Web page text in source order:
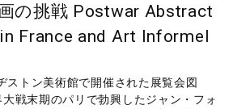
の挑戦 Postwar Abstract
France and Art Informel
ストン美術館で開催された展覧会図
戦末期のパリで勃興したジャン・フォ